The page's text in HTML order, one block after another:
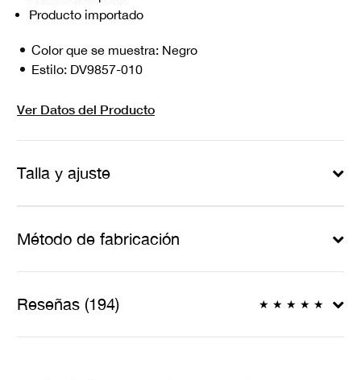
Producto importado
Color que se muestra: Negro
Estilo: DV9857-010
Ver Datos del Producto
Talla y ajuste
Método de fabricación
Reseñas (194) ★ ★ ★ ★ ★